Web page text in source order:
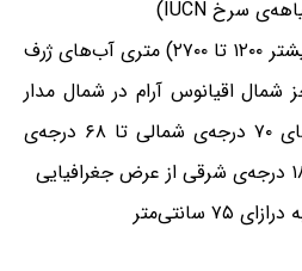
ژرفای ۳۵۰ تا ۳۰۰۰ (بیشتر ۱۲۰۰ تا ۲۷۰۰) متری آب‌های ژرف
اقیانوس آرام در شمال مدار
۱۰ درجه‌ی شمالی، میان مدارهای ۷۰ درجه‌ی شمالی تا ۶۸ درجه‌ی